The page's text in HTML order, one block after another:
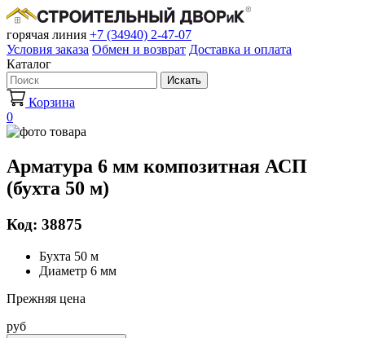
горячая линия +7 (34940) 2-47-07
Условия заказа Обмен и возврат Доставка и оплата
Каталог
Искать
Корзина
0
Арматура 6 мм композитная АСП
(бухта 50 м)
Код: 38875
Бухта 50 м
Диаметр 6 мм
Прежняя цена
руб